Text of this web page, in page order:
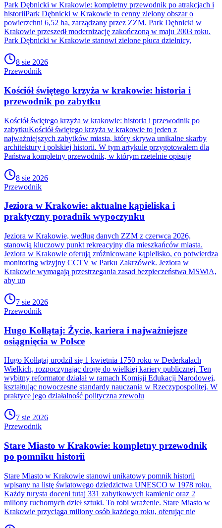
Park Dębnicki w Krakowie: kompletny przewodnik po atrakcjach i
historiiPark Dębnicki w Krakowie to cenny zielony obszar o
powierzchni 6,52 ha, zarządzany przez ZZM. Park Dębnicki w
Krakowie przeszedł modernizację zakończoną w maju 2003 roku.
Park Dębnicki w Krakowie stanowi zielone płuca dzielnicy,
8 sie 2026
Przewodnik
Kościół świętego krzyża w krakowie: historia i
przewodnik po zabytku
Kościół świętego krzyża w krakowie: historia i przewodnik po
zabytkuKościół świętego krzyża w krakowie to jeden z
najważniejszych zabytków miasta, który skrywa unikalne skarby
architektury i polskiej historii. W tym artykule przygotowałem dla
Państwa kompletny przewodnik, w którym rzetelnie opisuję
8 sie 2026
Przewodnik
Jeziora w Krakowie: aktualne kąpieliska i
praktyczny poradnik wypoczynku
Jeziora w Krakowie, według danych ZZM z czerwca 2026,
stanowią kluczowy punkt rekreacyjny dla mieszkańców miasta.
Jeziora w Krakowie oferują zróżnicowane kąpielisko, co potwierdza
monitoring wizyjny CCTV w Parku Zakrzówek. Jeziora w
Krakowie wymagają przestrzegania zasad bezpieczeństwa MSWiA,
aby un
7 sie 2026
Przewodnik
Hugo Kołłątaj: Życie, kariera i najważniejsze
osiągnięcia w Polsce
Hugo Kołłątaj urodził się 1 kwietnia 1750 roku w Dederkałach
Wielkich, rozpoczynając drogę do wielkiej kariery publicznej. Ten
wybitny reformator działał w ramach Komisji Edukacji Narodowej,
kształtując nowoczesne standardy nauczania w Rzeczypospolitej. W
praktyce jego działalność polityczna zrewolu
7 sie 2026
Przewodnik
Stare Miasto w Krakowie: kompletny przewodnik
po pomniku historii
Stare Miasto w Krakowie stanowi unikatowy pomnik historii
wpisany na listę światowego dziedzictwa UNESCO w 1978 roku.
Każdy turysta doceni tutaj 331 zabytkowych kamienic oraz 2
miliony ruchomych dzieł sztuki. To robi wrażenie. Stare Miasto w
Krakowie przyciąga miliony osób każdego roku, oferując nie